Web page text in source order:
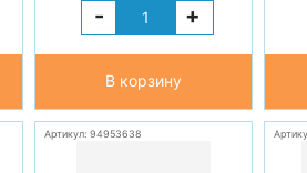
- +
В корзину
Артикул: 94953638